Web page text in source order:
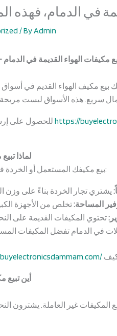
في الدمام، فهذه
/ ByAdmin
مكيفات الهواء القديمة في
بيع مكيف الهواء القديم في
للحصول على https://
لماذا
بيع مكيفك المستعمل أو الخردة في الدمام خيار ذكي لعدة أسباب:
المساحة:
أين تبيع